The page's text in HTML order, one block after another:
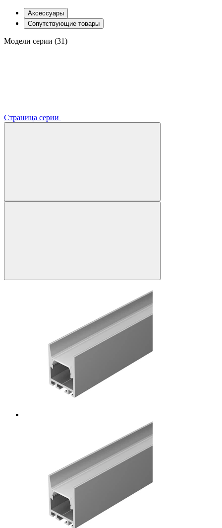
Аксессуары
Сопутствующие товары
Модели серии (31)
Страница серии